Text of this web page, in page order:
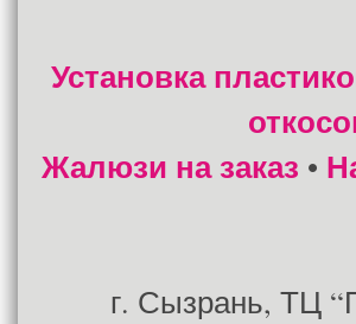
Установка
Жалюзи на заказ •
г. Сызрань, ТЦ